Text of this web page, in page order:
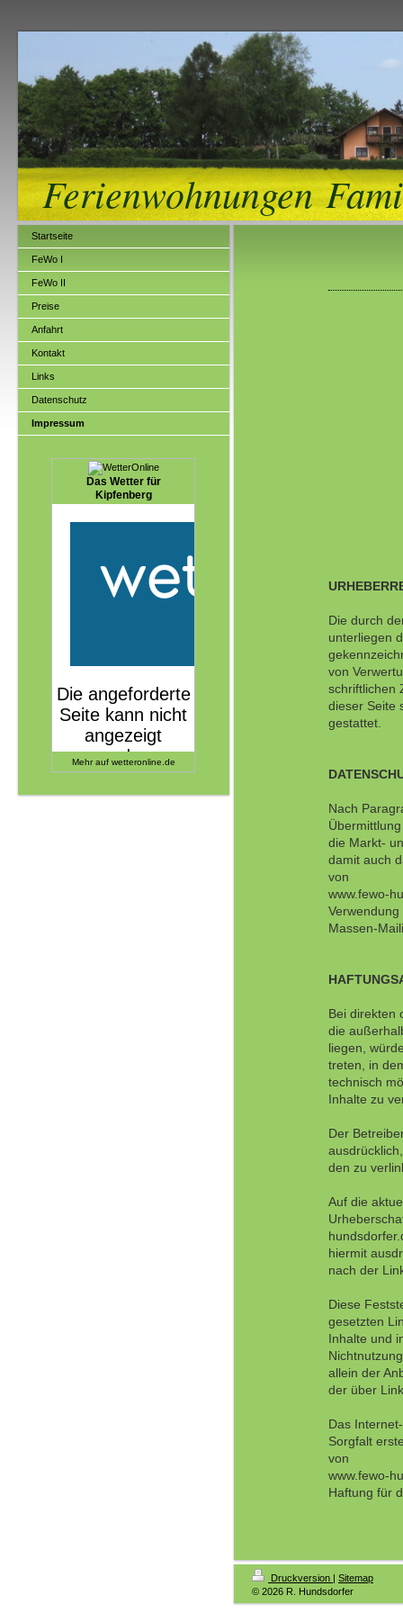
Ferienwohnungen
Startseite
FeWo I
FeWo II
Preise
Anfahrt
Kontakt
Links
Datenschutz
Impressum
Das Wetter für
Kipfenberg
Mehr auf wetteronline.de
Die durch
unterliegen
von
schriftlichen
dieser Seite
gestattet.
Nach
die Markt-
damit auch
von
www.fewo-
Massen-
Bei direkten
die
liegen,
treten, in
technisch
Inhalte zu
Der
den zu
Auf die
hiermit
nach der
Diese
gesetzten
Inhalte und
allein der
der über
Das
Sorgfalt
von
www.fewo-
Haftung für
Druckversion | Sitemap
© 2026 R. Hundsdorfer